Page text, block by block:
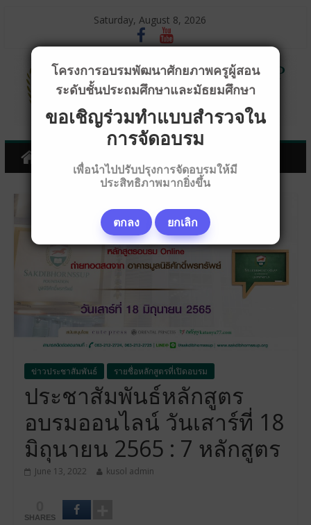
Saturday, August 8, 2026
ข่าวประชาสัมพันธ์ รายชื่อหลักสูตรที่เปิดอบรม
ประชาสัมพันธ์หลักสูตร
อบรมออนไลน์ วันเสาร์ที่ 18
มิถุนายน 2565 : 7 หลักสูตร
June 13, 2022 kusol admin
SHARES
โครงการอบรมพัฒนาศักยภาพครูผู้สอน
ระดับชั้นประถมศึกษาและมัธยมศึกษา
ขอเชิญร่วมทำแบบสำรวจใน
การจัดอบรม
เพื่อนำไปปรับปรุงการจัดอบรมให้มี
ประสิทธิภาพมากยิ่งขึ้น
ตกลง ยกเลิก